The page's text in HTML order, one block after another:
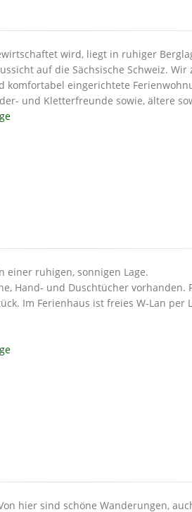
wird, liegt in ruhiger
auf die Sächsische Schweiz.
eingerichtete
und Kletterfreunde sowie, ältere
einer ruhigen, sonnigen Lage.
Hand- und Duschtücher vorhanden.
Im Ferienhaus ist freies W-Lan per
hier sind schöne Wanderungen,